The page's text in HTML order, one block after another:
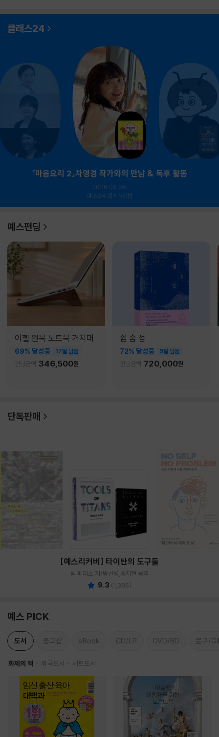
클래스24
『마음요리 2』차영경 작가와의 만남 & 독후 활동
2026.09.05.
예스24 강서NC점
예스펀딩
이젤 원목 노트북 거치대
69% 달성중 17일 남음
펀딩금액 346,500원
쉼 숨 섬
72% 달성중 9일 남음
펀딩금액 720,000원
단독판매
[예스리커버] 타이탄의 도구들
팀 페리스 저/박선령,정지현 공역
9.3 (1,396)
예스 PICK
도서 중고샵 eBook CD/LP DVD/BD 문구/
화제의 책 외국도서 세트도서